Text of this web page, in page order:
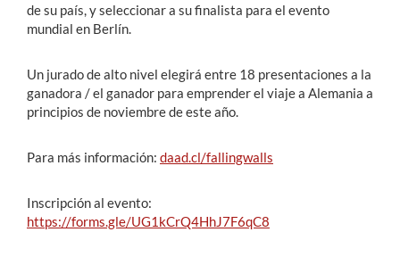
de su país, y seleccionar a su finalista para el evento
mundial en Berlín.
Un jurado de alto nivel elegirá entre 18 presentaciones a la
ganadora / el ganador para emprender el viaje a Alemania a
principios de noviembre de este año.
Para más información: daad.cl/fallingwalls
Inscripción al evento:
https://forms.gle/UG1kCrQ4HhJ7F6qC8